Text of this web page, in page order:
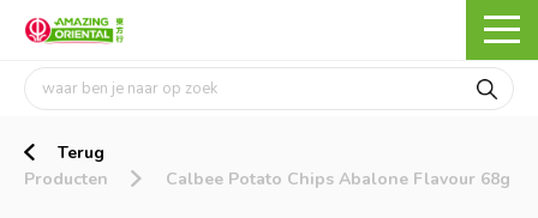
Terug
Producten
Calbee Potato Chips Abalone Flavour 68g